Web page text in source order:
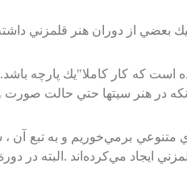
بعضي‌ از دوران‌ هنر قلمزني‌
است‌ كه‌ كار كاملا"يك‌ پارچه‌
آنكه‌ در هنر سيتها حتي‌ حالت‌
متنوعي‌ برمي‌خوريم‌ و به‌ تبع‌ آن‌
ايجاد مي‌كرده‌اند .البته‌